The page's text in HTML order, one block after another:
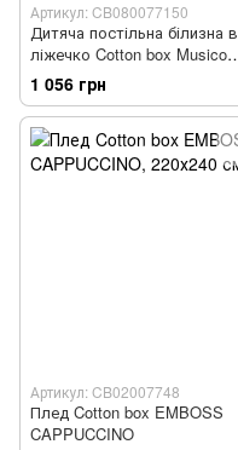
Артикул: CB080077150
Дитяча постільна білизна в
ліжечко Cotton box Musico
Oranj
1 056 грн
Артикул: CB02007748
Плед Cotton box EMBOSS
CAPPUCCINO